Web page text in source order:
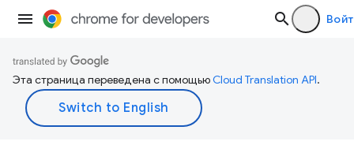
Эта страница переведена с помощьюCloud Translation API.